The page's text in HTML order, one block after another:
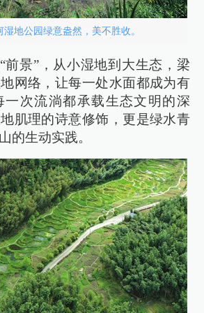
湿地公园绿意盎然，美不胜收。
前景”，从小湿地到大生态，梁
网络，让每一处水面都成为有
一次流淌都承载生态文明的深
肌理的诗意修饰，更是绿水青
的生动实践。